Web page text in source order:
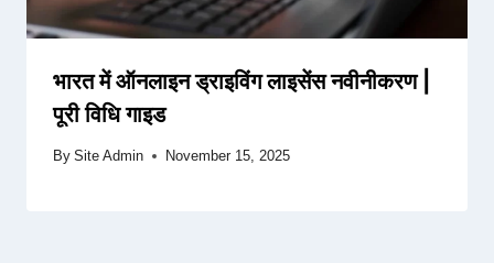
भारत में ऑनलाइन ड्राइविंग लाइसेंस नवीनीकरण |
पूरी विधि गाइड
By Site Admin November 15, 2025